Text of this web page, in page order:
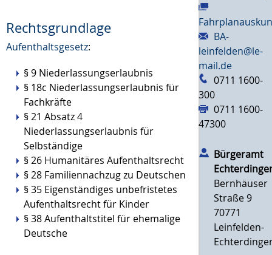
Rechtsgrundlage
Aufenthaltsgesetz:
§ 9 Niederlassungserlaubnis
§ 18c Niederlassungserlaubnis für
Fachkräfte
§ 21 Absatz 4
Niederlassungserlaubnis für
Selbständige
§ 26 Humanitäres Aufenthaltsrecht
§ 28 Familiennachzug zu Deutschen
§ 35 Eigenständiges unbefristetes
Aufenthaltsrecht für Kinder
§ 38 Aufenthaltstitel für ehemalige
Deutsche
BA-
leinfelden@le-
mail.de
0711 1600-
300
0711 1600-
47300
Bürgeramt
Bernhäuser
Straße 9
70771
Leinfelden-